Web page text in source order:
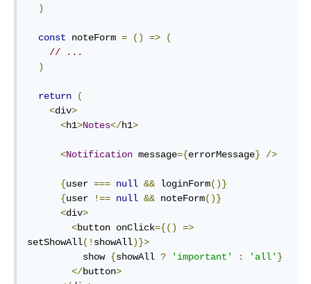
)
const noteForm = () =>
(
// ...
)
return
(
<div>
<h1>Notes</h1>
<Notification message={errorMessage} />
{user === null && loginForm()}
{user !== null && noteForm()}
<div>
<button onClick={()
=>
setShowAll(! showAll)}>
          show
{showAll ? 'important' : 'all' }
</button>